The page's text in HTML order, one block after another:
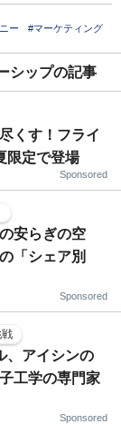
ー #マーケティング
シップの記事
くす！フライ
限定で登場
Sponsored
安らぎの空
「シェア別
Sponsored
、アイシンの
工学の専門家
Sponsored